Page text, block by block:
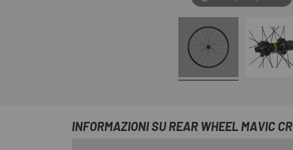
INFORMAZIONI SU REAR WHEEL MAVIC